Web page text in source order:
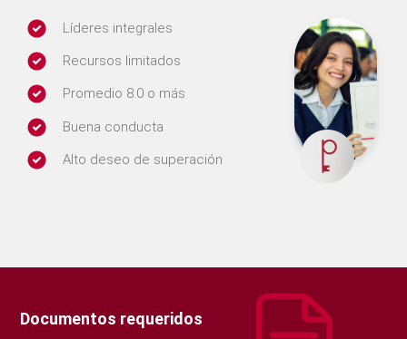
Líderes integrales
Recursos limitados
Promedio 8.0 o más
Buena conducta
Alto deseo de superación
Documentos requeridos